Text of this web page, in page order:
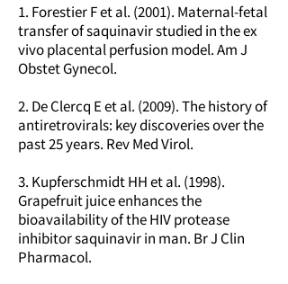
1. Forestier F et al. (2001). Maternal-fetal
transfer of saquinavir studied in the ex
vivo placental perfusion model. Am J
Obstet Gynecol.
2. De Clercq E et al. (2009). The history of
antiretrovirals: key discoveries over the
past 25 years. Rev Med Virol.
3. Kupferschmidt HH et al. (1998).
Grapefruit juice enhances the
bioavailability of the HIV protease
inhibitor saquinavir in man. Br J Clin
Pharmacol.